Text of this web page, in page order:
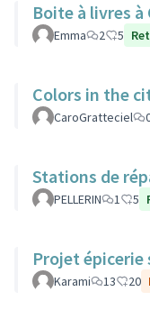
Boite à livres
Emma 2 5
Colors in the
CaroGratteciel
Stations de
PELLERIN 1 5
Projet
Karami 13 20